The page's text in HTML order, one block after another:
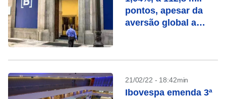
pontos, apesar da
aversão global a
21/02/22 - 18:42min
Ibovespa emenda 3ª